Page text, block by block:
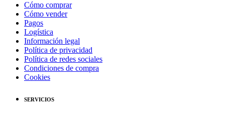
Cómo comprar
Cómo vender
Pagos
Logística
Información legal
Política de privacidad
Política de redes sociales
Condiciones de compra
Cookies
SERVICIOS